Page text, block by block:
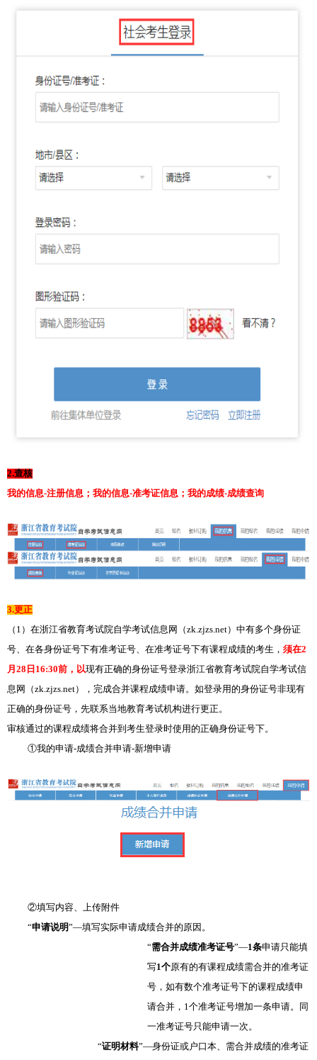
2.查核
我的信息-注册信息；我的信息-准考证信息；我的成绩-成绩查询
3.更正
（1）在浙江省教育考试院自学考试信息网（zk.zjzs.net）中有多个身份证
号、在各身份证号下有准考证号、在准考证号下有课程成绩的考生， 须在2
月28日16:30前，以现有正确的身份证号登录浙江省教育考试院自学考试信
息网（zk.zjzs.net），完成合并课程成绩申请。如登录用的身份证号非现有
正确的身份证号，先联系当地教育考试机构进行更正。
审核通过的课程成绩将合并到考生登录时使用的正确身份证号下。
①我的申请-成绩合并申请-新增申请
②填写内容、上传附件
“申请说明”—填写实际申请成绩合并的原因。
“需合并成绩准考证号”—1条申请只能填
写1个原有的有课程成绩需合并的准考证
号，如有数个准考证号下的课程成绩申
请合并，1个准考证号增加一条申请。同
一准考证号只能申请一次。
“证明材料”—身份证或户口本、 需合并成绩的准考证